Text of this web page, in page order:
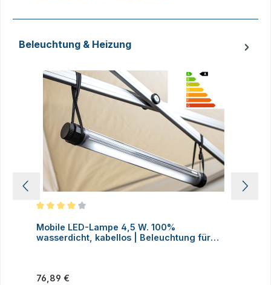
Beleuchtung & Heizung
Mobile LED-Lampe 4,5 W. 100%
wasserdicht, kabellos | Beleuchtung für
Regulärer Preis:
76,89 €